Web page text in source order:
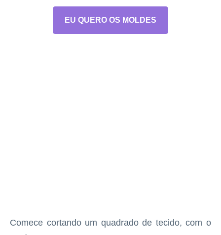
EU QUERO OS MOLDES
Comece cortando um quadrado de tecido, com o